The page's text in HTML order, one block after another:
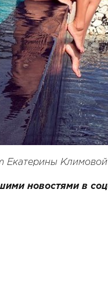
Екатерины Климовой
новостями в